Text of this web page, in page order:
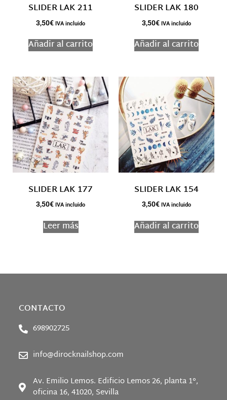
SLIDER LAK 211
3,50€ IVA incluido
Añadir al carrito
SLIDER LAK 180
3,50€ IVA incluido
Añadir al carrito
SLIDER LAK 177
3,50€ IVA incluido
Leer más
SLIDER LAK 154
3,50€ IVA incluido
Añadir al carrito
CONTACTO
698902725
info@dirocknailshop.com
Av. Emilio Lemos. Edificio Lemos 26, planta 1°,
oficina 16, 41020, Sevilla